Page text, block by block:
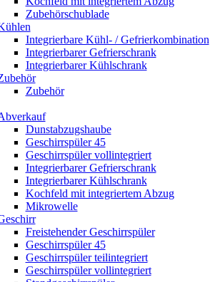
Zubehörschublade
Integrierbare Kühl- / Gefrierkombination
Integrierbarer Gefrierschrank
Integrierbarer Kühlschrank
Zubehör
Dunstabzugshaube
Geschirrspüler 45
Geschirrspüler vollintegriert
Integrierbarer Gefrierschrank
Integrierbarer Kühlschrank
Kochfeld mit integriertem Abzug
Mikrowelle
Freistehender Geschirrspüler
Geschirrspüler 45
Geschirrspüler teilintegriert
Geschirrspüler vollintegriert